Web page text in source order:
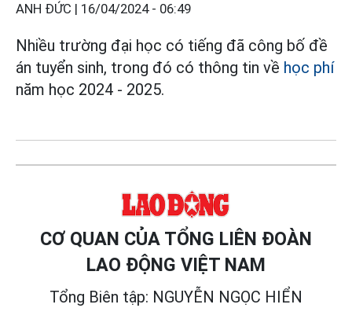
ANH ĐỨC | 16/04/2024 - 06:49
Nhiều trường đại học có tiếng đã công bố đề
án tuyển sinh, trong đó có thông tin về học phí
năm học 2024 - 2025.
CƠ QUAN CỦA TỔNG LIÊN ĐOÀN
LAO ĐỘNG VIỆT NAM
Tổng Biên tập: NGUYỄN NGỌC HIỂN